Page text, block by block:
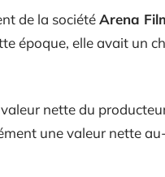
de la sociétéArena
époque, elle avait un
nette du
une valeur nette